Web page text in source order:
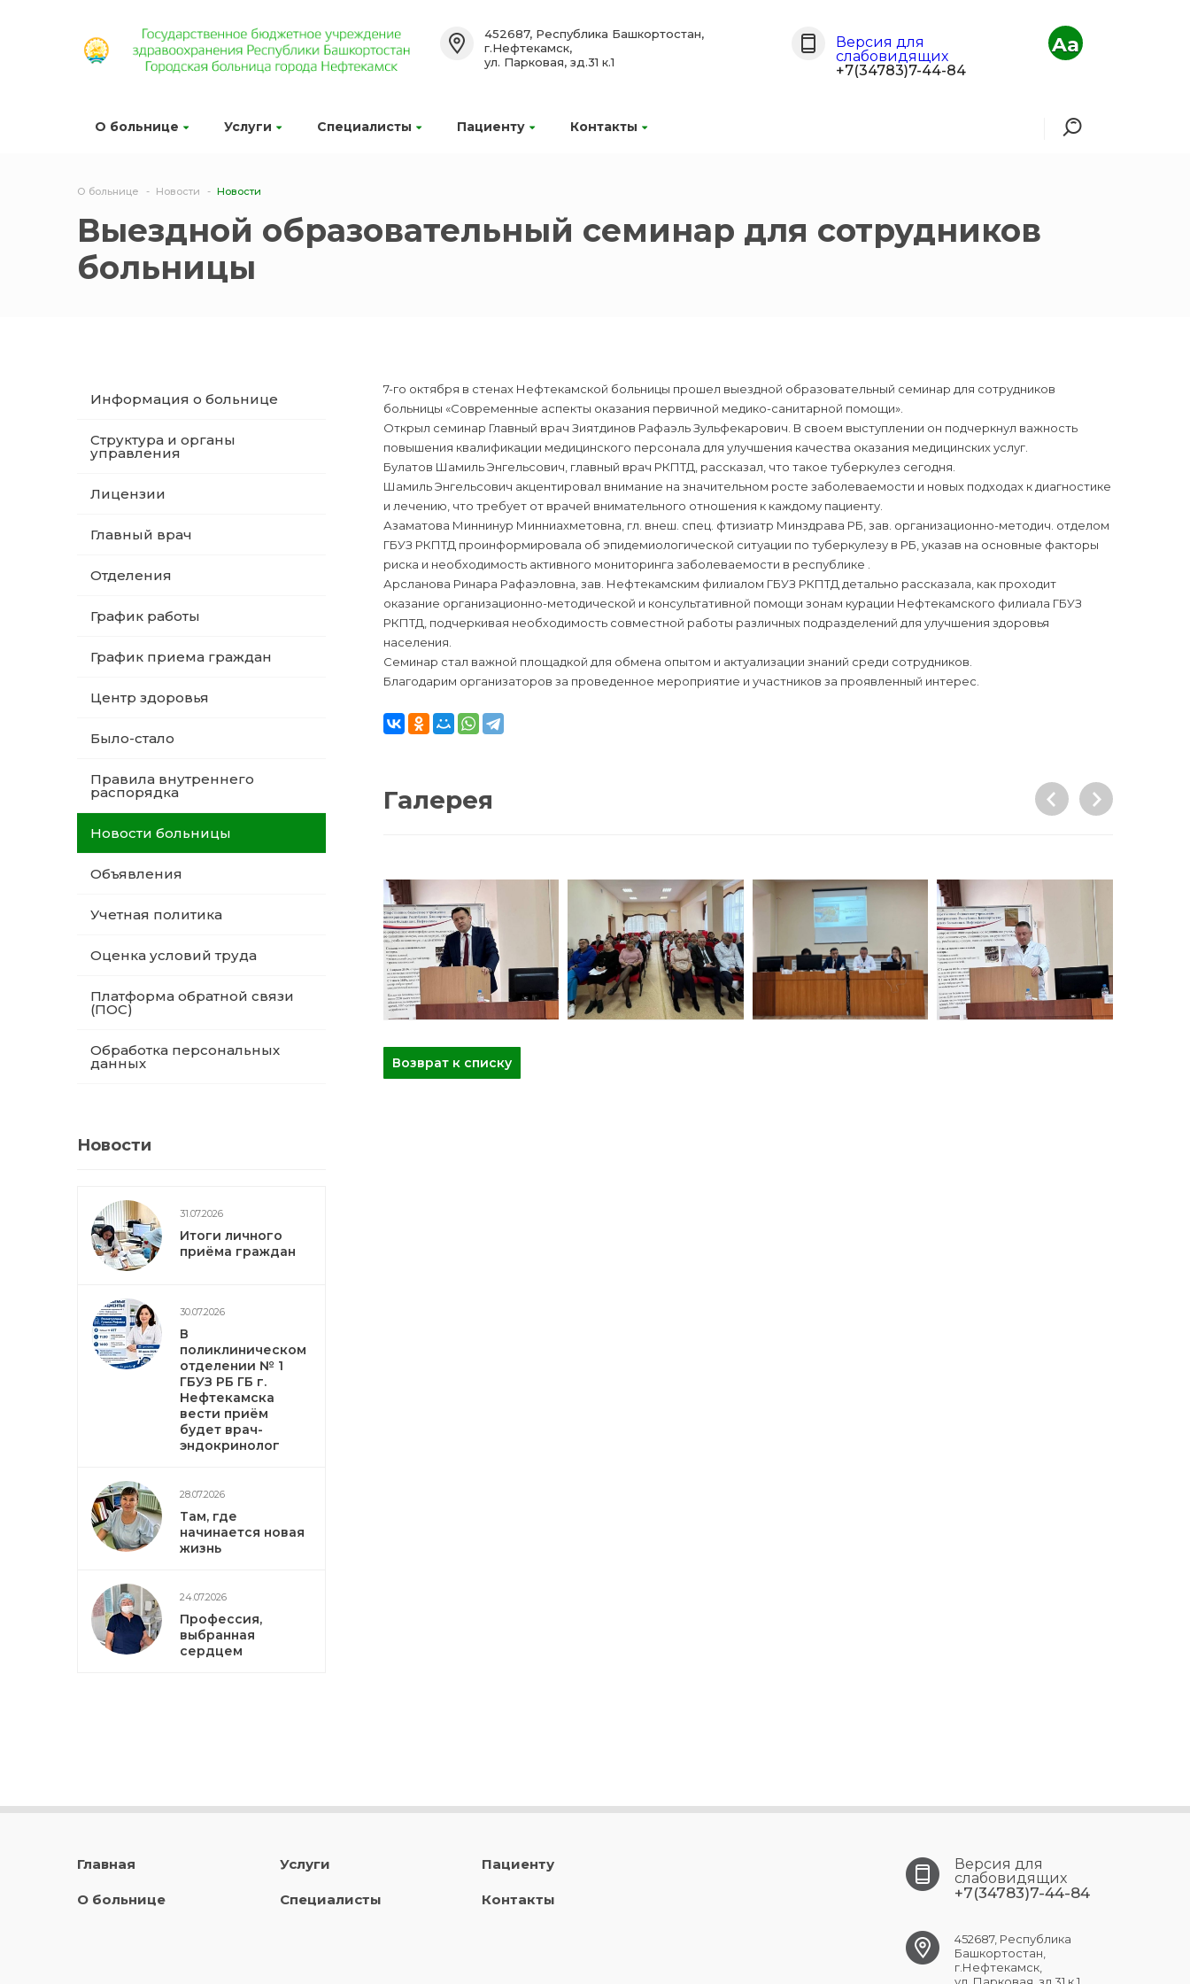
О больнице Услуги Специалисты Пациенту Контакты
452687, Республика Башкортостан,
г.Нефтекамск,
ул. Парковая, зд.31 к.1
Версия для
слабовидящих
+7(34783)7-44-84
Aa
О больнице Новости Новости
Выездной образовательный семинар для сотрудников
больницы
Информация о больнице
Структура и органы
управления
Лицензии
Главный врач
Отделения
График работы
График приема граждан
Центр здоровья
Было-стало
Правила внутреннего
распорядка
Новости больницы
Объявления
Учетная политика
Оценка условий труда
Платформа обратной связи
(ПОС)
Обработка персональных
данных
Новости
31.07.2026
Итоги личного
приёма граждан
30.07.2026
В
поликлиническом
отделении № 1
ГБУЗ РБ ГБ г.
Нефтекамска
вести приём
будет врач-
эндокринолог
28.07.2026
Там, где
начинается новая
жизнь
24.07.2026
Профессия,
выбранная
сердцем
7-го октября в стенах Нефтекамской больницы прошел выездной образовательный семинар для сотрудников
больницы «Современные аспекты оказания первичной медико-санитарной помощи».
Открыл семинар Главный врач Зиятдинов Рафаэль Зульфекарович. В своем выступлении он подчеркнул важность
повышения квалификации медицинского персонала для улучшения качества оказания медицинских услуг.
Булатов Шамиль Энгельсович, главный врач РКПТД, рассказал, что такое туберкулез сегодня.
Шамиль Энгельсович акцентировал внимание на значительном росте заболеваемости и новых подходах к диагностике
и лечению, что требует от врачей внимательного отношения к каждому пациенту.
Азаматова Миннинур Минниахметовна, гл. внеш. спец. фтизиатр Минздрава РБ, зав. организационно-методич. отделом
ГБУЗ РКПТД проинформировала об эпидемиологической ситуации по туберкулезу в РБ, указав на основные факторы
риска и необходимость активного мониторинга заболеваемости в республике .
Арсланова Ринара Рафаэловна, зав. Нефтекамским филиалом ГБУЗ РКПТД детально рассказала, как проходит
оказание организационно-методической и консультативной помощи зонам курации Нефтекамского филиала ГБУЗ
РКПТД, подчеркивая необходимость совместной работы различных подразделений для улучшения здоровья
населения.
Семинар стал важной площадкой для обмена опытом и актуализации знаний среди сотрудников.
Благодарим организаторов за проведенное мероприятие и участников за проявленный интерес.
Галерея
Возврат к списку
Главная
О больнице
Услуги
Специалисты
Пациенту
Контакты
Версия для
слабовидящих
+7(34783)7-44-84
452687, Республика
Башкортостан,
г.Нефтекамск,